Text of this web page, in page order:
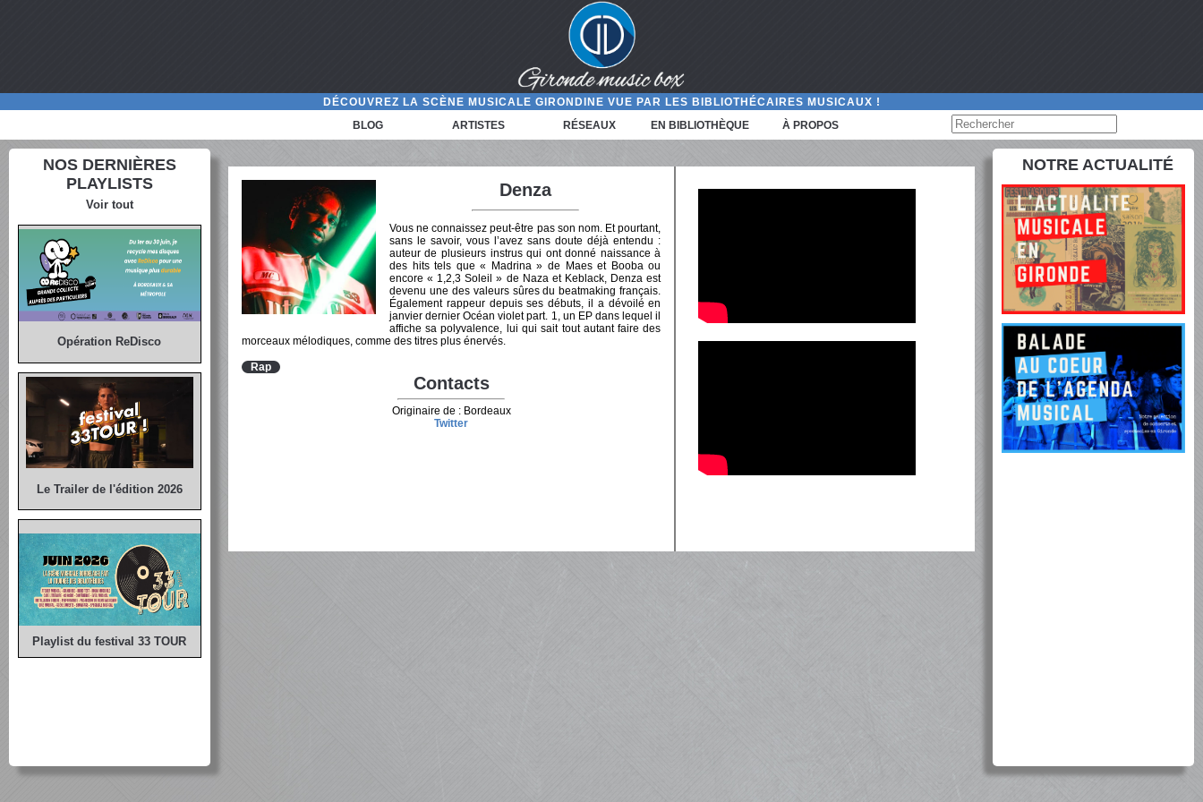
DÉCOUVREZ LA SCÈNE MUSICALE GIRONDINE VUE PAR LES BIBLIOTHÉCAIRES MUSICAUX !
BLOG
ARTISTES RÉSEAUX EN BIBLIOTHÈQUE À PROPOS
NOS DERNIÈRES
PLAYLISTS
Voir tout
Opération ReDisco
Le Trailer de l'édition 2026
Playlist du festival 33 TOUR
Denza
Vous ne connaissez peut-être pas son nom. Et pourtant,
sans le savoir, vous l’avez sans doute déjà entendu :
auteur de plusieurs instrus qui ont donné naissance à
des hits tels que « Madrina » de Maes et Booba ou
encore « 1,2,3 Soleil » de Naza et Keblack, Denza est
devenu une des valeurs sûres du beatmaking français.
Également rappeur depuis ses débuts, il a dévoilé en
janvier dernier Océan violet part. 1, un EP dans lequel il
affiche sa polyvalence, lui qui sait tout autant faire des
morceaux mélodiques, comme des titres plus énervés.
Rap
Contacts
Originaire de : Bordeaux
Twitter
NOTRE ACTUALITÉ